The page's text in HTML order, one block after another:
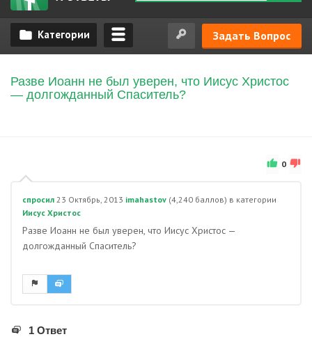
Задать Вопрос
Разве Иоанн не был уверен, что Иисус Христос
— долгожданный Спаситель?
0
спросил 23 Октябрь, 2013 imahastov (4,240 баллов) в категории
Иисус Христос
Разве Иоанн не был уверен, что Иисус Христос —
долгожданный Спаситель?
1 Ответ